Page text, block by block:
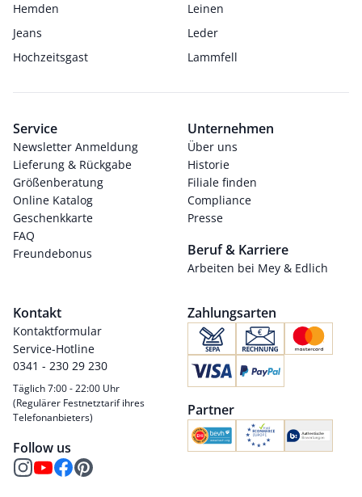
Hemden
Leinen
Jeans
Leder
Hochzeitsgast
Lammfell
Service
Newsletter Anmeldung
Lieferung & Rückgabe
Größenberatung
Online Katalog
Geschenkkarte
FAQ
Freundebonus
Unternehmen
Über uns
Historie
Filiale finden
Compliance
Presse
Beruf & Karriere
Arbeiten bei Mey & Edlich
Kontakt
Kontaktformular
Service-Hotline
0341 - 230 29 230
Täglich 7:00 - 22:00 Uhr
(Regulärer Festnetztarif ihres
Telefonanbieters)
Follow us
Zahlungsarten
Partner